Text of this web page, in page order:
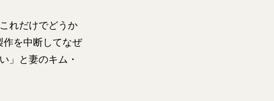
れだけでどうか
作を中断してなぜ
」と妻のキム・